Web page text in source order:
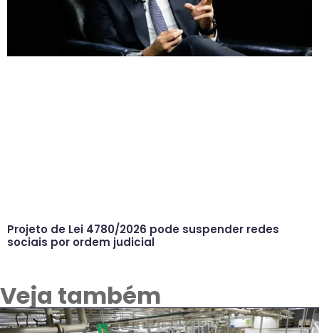
Projeto de Lei 4780/2026 pode suspender redes
sociais por ordem judicial
Veja também